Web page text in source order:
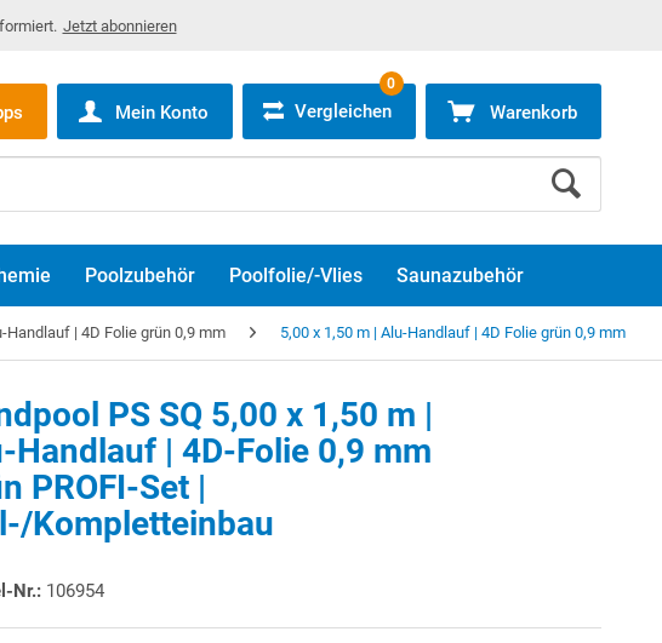
Jetzt abonnieren
Mein Konto Vergleichen
0
Warenkorb
Poolzubehör Poolfolie/-Vlies Saunazubehör
| 4D Folie grün 0,9 mm 5,00 x 1,50 m | Alu-Handlauf | 4D Folie grün 0,9 mm
PS SQ 5,00 x 1,50 m |
Handlauf | 4D-Folie 0,9 mm
PROFI-Set |
Kompletteinbau
Nr.: 106954